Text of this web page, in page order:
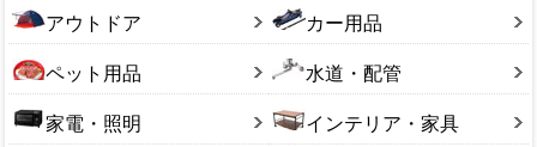
アウトドア カー用品
ペット用品 水道・配管
家電・照明 インテリア・家具